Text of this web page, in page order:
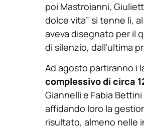
poi Mastroianni,
dolce vita” si tenne lì, al
aveva disegnato per il
di silenzio, dall’ultima
Ad agosto partiranno i
complessivo di circa
Giannelli e Fabia Bettini
affidando loro la
risultato, almeno nelle